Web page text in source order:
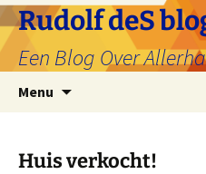
Ga
naar
de
inhoud
Rudolf deS
Een Blog Over
Menu
Huis verkocht!